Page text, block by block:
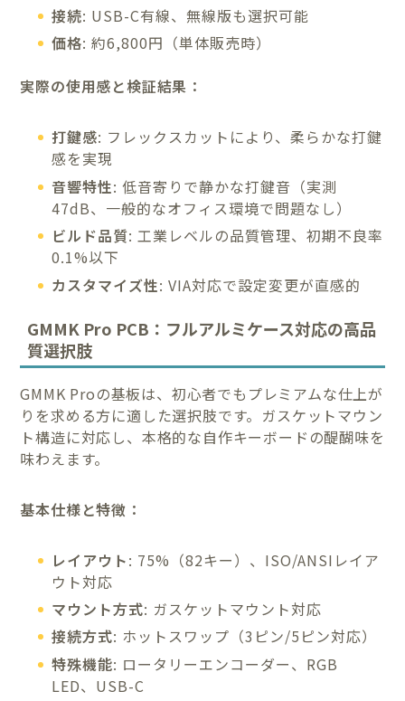
接続: USB-C有線、無線版も選択可能
価格: 約6,800円（単体販売時）
実際の使用感と検証結果：
打鍵感: フレックスカットにより、柔らかな打鍵
感を実現
音響特性: 低音寄りで静かな打鍵音（実測
47dB、一般的なオフィス環境で問題なし）
ビルド品質: 工業レベルの品質管理、初期不良率
0.1%以下
カスタマイズ性: VIA対応で設定変更が直感的
GMMK Pro PCB：フルアルミケース対応の高品
質選択肢
GMMK Proの基板は、初心者でもプレミアムな仕上が
りを求める方に適した選択肢です。ガスケットマウン
ト構造に対応し、本格的な自作キーボードの醍醐味を
味わえます。
基本仕様と特徴：
レイアウト: 75%（82キー）、ISO/ANSIレイア
ウト対応
マウント方式: ガスケットマウント対応
接続方式: ホットスワップ（3ピン/5ピン対応）
特殊機能: ロータリーエンコーダー、RGB
LED、USB-C